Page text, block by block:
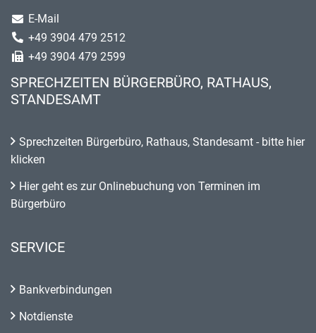
E-Mail
+49 3904 479 2512
+49 3904 479 2599
SPRECHZEITEN BÜRGERBÜRO, RATHAUS,
STANDESAMT
Sprechzeiten Bürgerbüro, Rathaus, Standesamt - bitte hier
klicken
Hier geht es zur Onlinebuchung von Terminen im
Bürgerbüro
SERVICE
Bankverbindungen
Notdienste